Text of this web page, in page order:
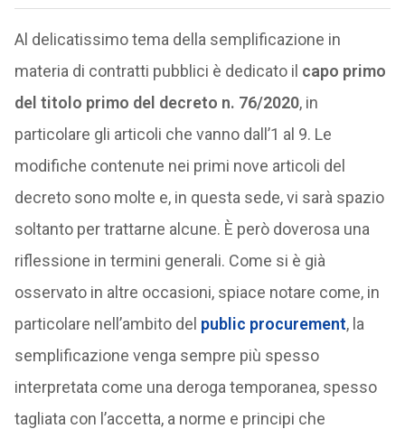
Al delicatissimo tema della semplificazione in
materia di contratti pubblici è dedicato il capo primo
del titolo primo del decreto n. 76/2020, in
particolare gli articoli che vanno dall’1 al 9. Le
modifiche contenute nei primi nove articoli del
decreto sono molte e, in questa sede, vi sarà spazio
soltanto per trattarne alcune. È però doverosa una
riflessione in termini generali. Come si è già
osservato in altre occasioni, spiace notare come, in
particolare nell’ambito del public procurement, la
semplificazione venga sempre più spesso
interpretata come una deroga temporanea, spesso
tagliata con l’accetta, a norme e principi che